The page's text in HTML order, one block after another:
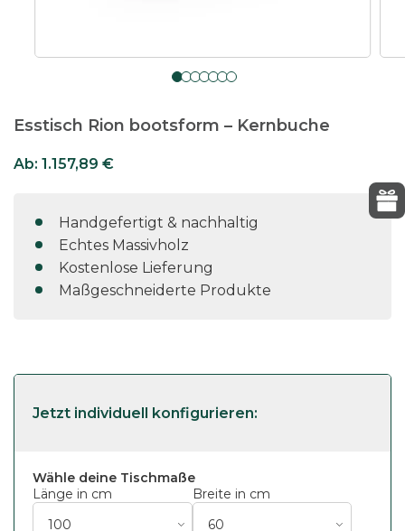
Esstisch Rion bootsform – Kernbuche
Ab: 1.157,89 €
Handgefertigt & nachhaltig
Echtes Massivholz
Kostenlose Lieferung
Maßgeschneiderte Produkte
Wähle deine Tischmaße
Länge in cm
Breite in cm